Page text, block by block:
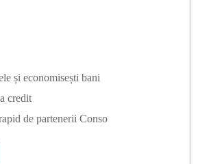
și economisești bani
credit
de partenerii Conso